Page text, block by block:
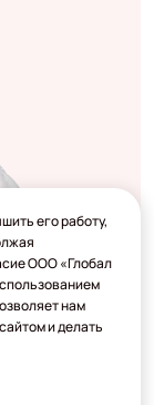
его работу,
ООО «Глобал
нам
и делать